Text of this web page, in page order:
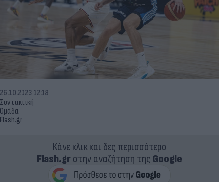
Συντακτική
Ομάδα
Flash.gr
26.10.2023 12:18
Κάνε κλικ και δες περισσότερο
Flash.grστην αναζήτηση της Google